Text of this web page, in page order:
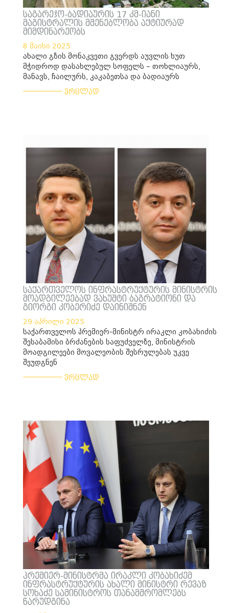
საგარეჯო-ბადიაურის 17 კმ-იანი
მაგისტრალის მშენებლობა აქტიურად
მიმდინარეობს
8 მაისი 2025
ახალი გზის მონაკვეთი გვერდს აუვლის ხუთ
მჭიდროდ დასახლებულ სოფელს – თოხლიაურს,
მანავს, ჩაილურს, კაკაბეთსა და ბადიაურს
ვრცლად
საქართველოს ინფრასტრუქტურის მინისტრის
მოადგილეებად ვახუშტი ბაგრატიონი და
გიორგი კობერიძე დაინიშნენ
29 აპრილი 2025
საქართველოს პრემიერ-მინისტრ ირაკლი კობახიძის
შესაბამისი ბრძანების საფუძველზე, მინისტრის
მოადგილეები მოვალეობის შესრულებას უკვე
შეუდგნენ
ვრცლად
პრემიერ-მინისტრმა ირაკლი კობახიძემ
ინფრასტრუქტურის ახალი მინისტრი რევაზ
სოხაძე სამინისტროს თანამშრომლებს
წარუდგინა